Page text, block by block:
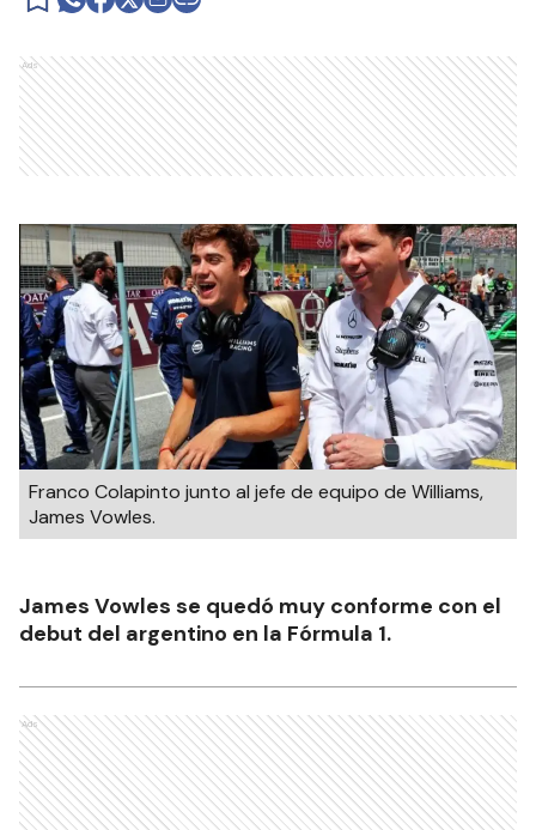
Ads
Franco Colapinto junto al jefe de equipo de Williams,
James Vowles.
James Vowles se quedó muy conforme con el
debut del argentino en la Fórmula 1.
Ads